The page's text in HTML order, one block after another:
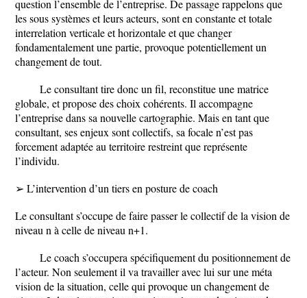
question l’ensemble de l’entreprise. De passage rappelons que
les sous systèmes et leurs acteurs, sont en constante et totale
interrelation verticale et horizontale et que changer
fondamentalement une partie, provoque potentiellement un
changement de tout.
Le consultant tire donc un fil, reconstitue une matrice
globale, et propose des choix cohérents. Il accompagne
l’entreprise dans sa nouvelle cartographie. Mais en tant que
consultant, ses enjeux sont collectifs, sa focale n’est pas
forcement adaptée au territoire restreint que représente
l’individu.
➢ L’intervention d’un tiers en posture de coach
Le consultant s’occupe de faire passer le collectif de la vision de
niveau n à celle de niveau n+1.
Le coach s’occupera spécifiquement du positionnement de
l’acteur. Non seulement il va travailler avec lui sur une méta
vision de la situation, celle qui provoque un changement de